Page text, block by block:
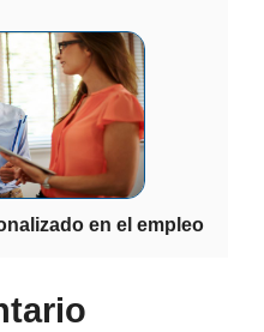
en el empleo